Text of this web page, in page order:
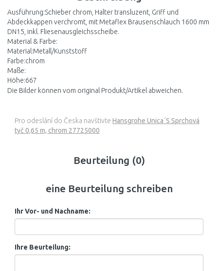
Ausführung:Schieber chrom, Halter transluzent, Griff und
Abdeckkappen verchromt, mit Metaflex Brausenschlauch 1600 mm
DN15, inkl. Fliesenausgleichsscheibe.
Material & Farbe:
Material:Metall/Kunststoff
Farbe:chrom
Maße:
Höhe:667
Die Bilder können vom original Produkt/Artikel abweichen.
Pro odeslání do Česka navštivte Hansgrohe Unica´S Sprchová
tyč 0,65 m, chrom 27725000
Beurteilung (0)
eine Beurteilung schreiben
Ihr Vor- und Nachname:
Ihre Beurteilung: